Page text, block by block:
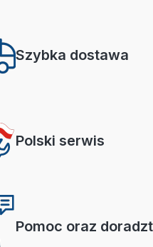
Szybka dostawa
Polski serwis
Pomoc oraz